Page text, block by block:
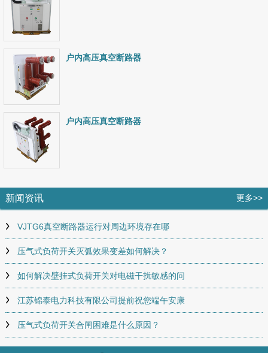
户内高压真空断路器
户内高压真空断路器
新闻资讯 更多>>
VJTG6真空断路器运行对周边环境存在哪
压气式负荷开关灭弧效果变差如何解决？
如何解决壁挂式负荷开关对电磁干扰敏感的问
江苏锦泰电力科技有限公司提前祝您端午安康
压气式负荷开关合闸困难是什么原因？